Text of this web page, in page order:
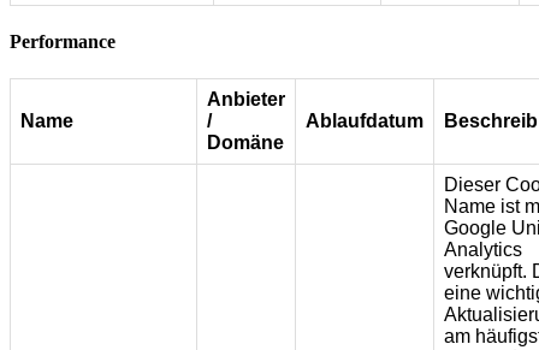
Performance
Name
Anbieter
/
Domäne
Ablaufdatum
Dieser
Name ist
Google
Analytics
verknüpft.
eine
am